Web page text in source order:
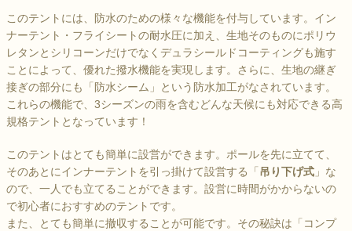
このテントには、防水のための様々な機能を付与しています。イン
ナーテント・フライシートの耐水圧に加え、生地そのものにポリウ
レタンとシリコーンだけでなくデュラシールドコーティングも施す
ことによって、優れた撥水機能を実現します。さらに、生地の継ぎ
接ぎの部分にも「防水シーム」という防水加工がなされています。
これらの機能で、3シーズンの雨を含むどんな天候にも対応できる高
規格テントとなっています！
このテントはとても簡単に設営ができます。ポールを先に立てて、
そのあとにインナーテントを引っ掛けて設営する「 吊り下げ式 」な
ので、一人でも立てることができます。設営に時間がかからないの
で初心者におすすめのテントです。
また、とても簡単に撤収することが可能です。その秘訣は「コンプ